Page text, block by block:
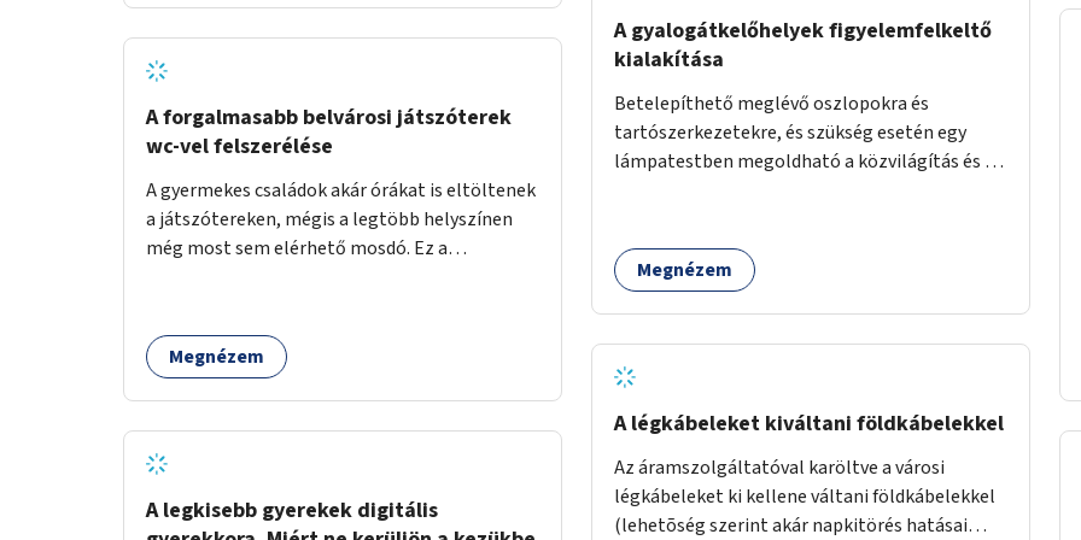
járatokat. 9500 vagy 8950 Ft teljesen mindegy
egy család költségvetésében, a közlekedésben
viszont sokkal jobban megéreznénk.
A forgalmasabb belvárosi játszóterek
wc-vel felszerélése
A gyermekes családok akár órákat is eltöltenek
a játszótereken, mégis a legtöbb helyszínen
még most sem elérhető mosdó. Ez a
vagy olyan, ami fizetős, de fogadjon el
bankkártyàt is!
Megnézem
A legkisebb gyerekek digitális
élőlényeknek kedvez. Apróbb
beavatkozásokkal, a szabályozások gondos
betartása mellett változatosabbá tennénk a
budapesti patakok nagyvízi, ahol lehetőség van
rá, kisvízi medrét. A nagyvízi mederbe őshonos
rézsűk, mint élőhely. Emellett a kisvízi
mederben drága revitalizáció híján, apróbb
mesterséges és természetes beavatkozásokkal
érhető el, hogy változatosabb legyen a kisvízi
meder.
A gyalogátkelőhelyek figyelemfelkeltő
kialakítása
Betelepíthető meglévő oszlopokra és
tartószerkezetekre, és szükség esetén egy
lámpatestben megoldható a közvilágítás és a
Megnézem
A légkábeleket kiváltani földkábelekkel
Az áramszolgáltatóval karöltve a városi
légkábeleket ki kellene váltani földkábelekkel
(lehetõség szerint akár napkitörés hatásai